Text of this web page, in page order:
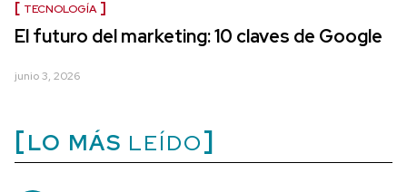
TECNOLOGÍA
El futuro del marketing: 10 claves de Google
junio 3, 2026
LO MÁS LEÍDO